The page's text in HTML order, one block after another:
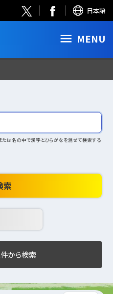
日本語
MENU
は名の中で漢字とひらがなを混ぜて検索する
索
から検索